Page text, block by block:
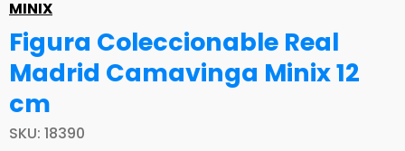
MINIX
Figura Coleccionable Real
Madrid Camavinga Minix 12
cm
SKU: 18390